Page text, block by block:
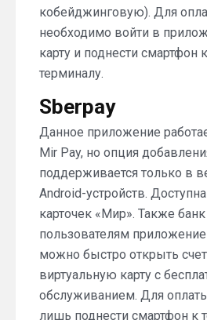
кобейджинговую). Для
необходимо войти в
карту и поднести смартфон
терминалу.
Sberpay
Данное приложение
Mir Pay, но опция
поддерживается только в
Android-устройств.
карточек «Мир». Также
пользователям
можно быстро открыть
виртуальную карту с
обслуживанием. Для
лишь поднести смартфон к